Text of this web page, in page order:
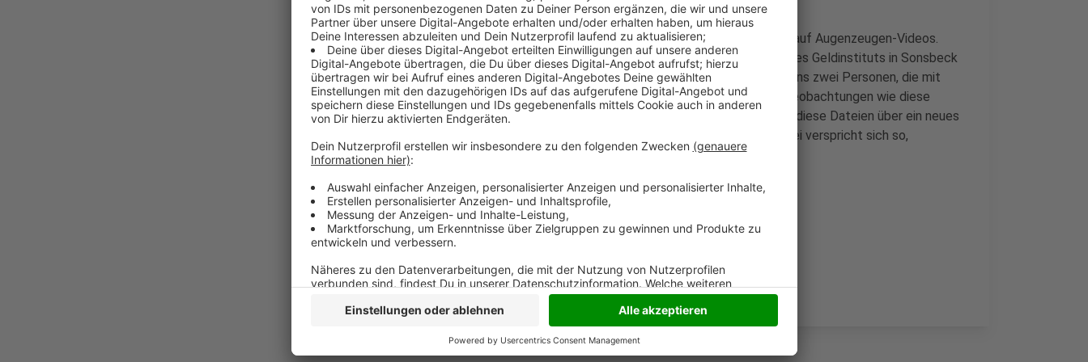
Unsere Kreispolizei setzt bei Geldautomaten-Sprengungen jetzt auf Augenzeugen-Videos.
Zuletzt hatten Unbekannte Anfang Juni einen Geldautomaten eines Geldinstituts in Sonsbeck
gesprengt. Anwohner beobachteten an der Hochstraße mindestens zwei Personen, die mit
einem dunklen PKW Richtung Geldern flüchteten. Falls Zeugen Beobachtungen wie diese
mithilfe eines Videos oder Fotos festgehalten haben, können sie diese Dateien über ein neues
Hinweisportal des Landeskriminalamts NRW hochladen. Die Polizei verspricht sich so,
gezieltere Hinweise zu Tätern zu bekommen.
https://nrw.hinweisportal.de